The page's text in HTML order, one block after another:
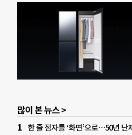
많이 본 뉴스 >
한 줄 점자를 ‘화면’으로…50년 난